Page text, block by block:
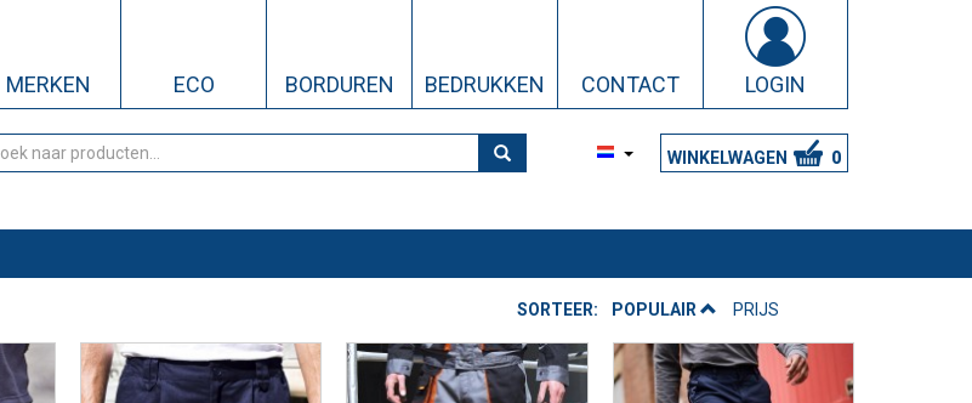
MERKEN ECO BORDUREN BEDRUKKEN CONTACT LOGIN
WINKELWAGEN 0
SORTEER: POPULAIR PRIJS